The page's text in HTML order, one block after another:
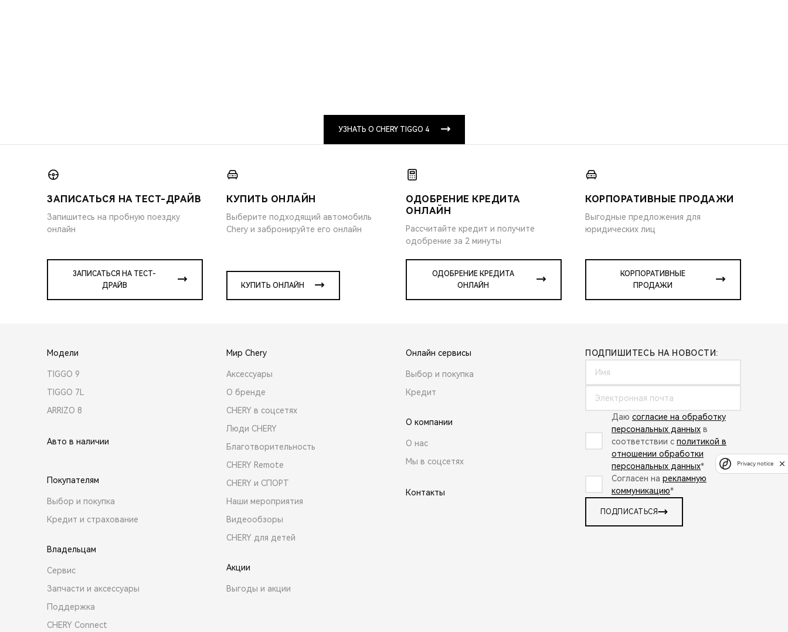
УЗНАТЬ О CHERY TIGGO 4
ЗАПИСАТЬСЯ НА ТЕСТ-ДРАЙВ
Запишитесь на пробную поездку
онлайн
ЗАПИСАТЬСЯ НА ТЕСТ-
ДРАЙВ
КУПИТЬ ОНЛАЙН
Выберите подходящий автомобиль
Chery и забронируйте его онлайн
КУПИТЬ ОНЛАЙН
ОДОБРЕНИЕ КРЕДИТА
ОНЛАЙН
Рассчитайте кредит и получите
одобрение за 2 минуты
ОДОБРЕНИЕ КРЕДИТА
ОНЛАЙН
КОРПОРАТИВНЫЕ ПРОДАЖИ
Выгодные предложения для
юридических лиц
КОРПОРАТИВНЫЕ
ПРОДАЖИ
Модели
TIGGO 9
TIGGO 7L
ARRIZO 8
Авто в наличии
Покупателям
Выбор и покупка
Кредит и страхование
Владельцам
Сервис
Запчасти и аксессуары
Поддержка
CHERY Connect
Мир Chery
Аксессуары
О бренде
CHERY в соцсетях
Люди CHERY
Благотворительность
CHERY Remote
CHERY и СПОРТ
Наши мероприятия
Видеообзоры
CHERY для детей
Акции
Выгоды и акции
Онлайн сервисы
Выбор и покупка
Кредит
О компании
О нас
Мы в соцсетях
Контакты
ПОДПИШИТЕСЬ НА НОВОСТИ:
Даю согласие на обработку
персональных данных в
соответствии с политикой в
отношении обработки
персональных данных*
Согласен на рекламную
коммуникацию*
ПОДПИСАТЬСЯ
Privacy notice